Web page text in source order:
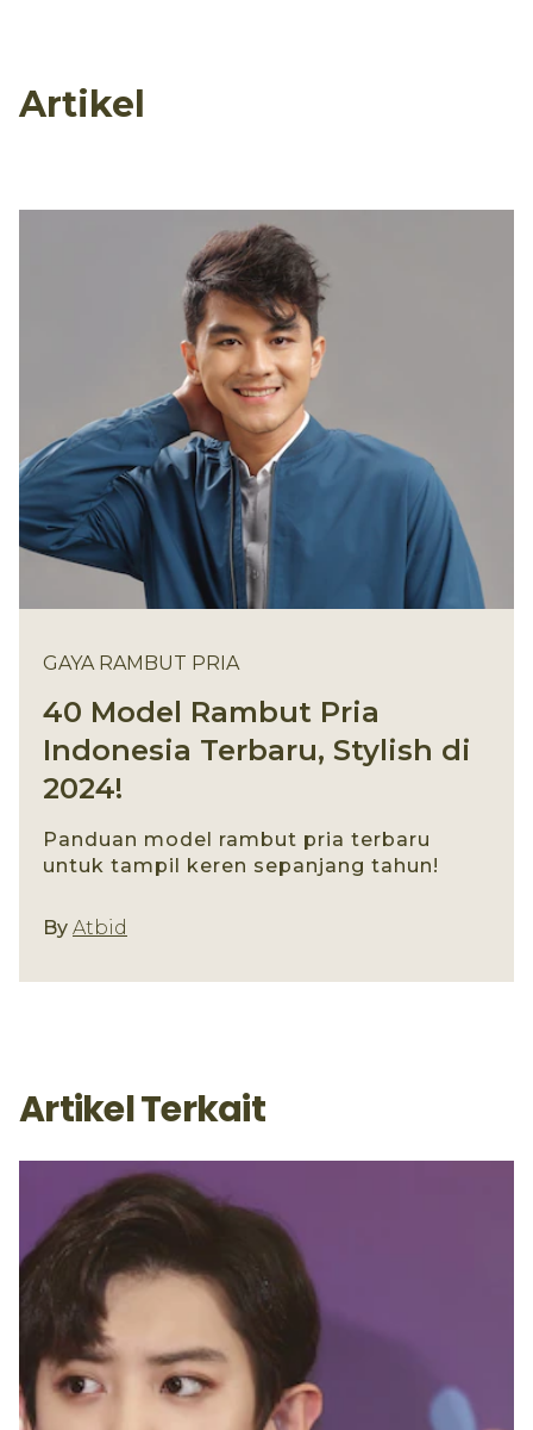
Artikel
GAYA RAMBUT PRIA
40 Model Rambut Pria
Indonesia Terbaru, Stylish di
2024!
Panduan model rambut pria terbaru
untuk tampil keren sepanjang tahun!
By Atbid
Artikel Terkait